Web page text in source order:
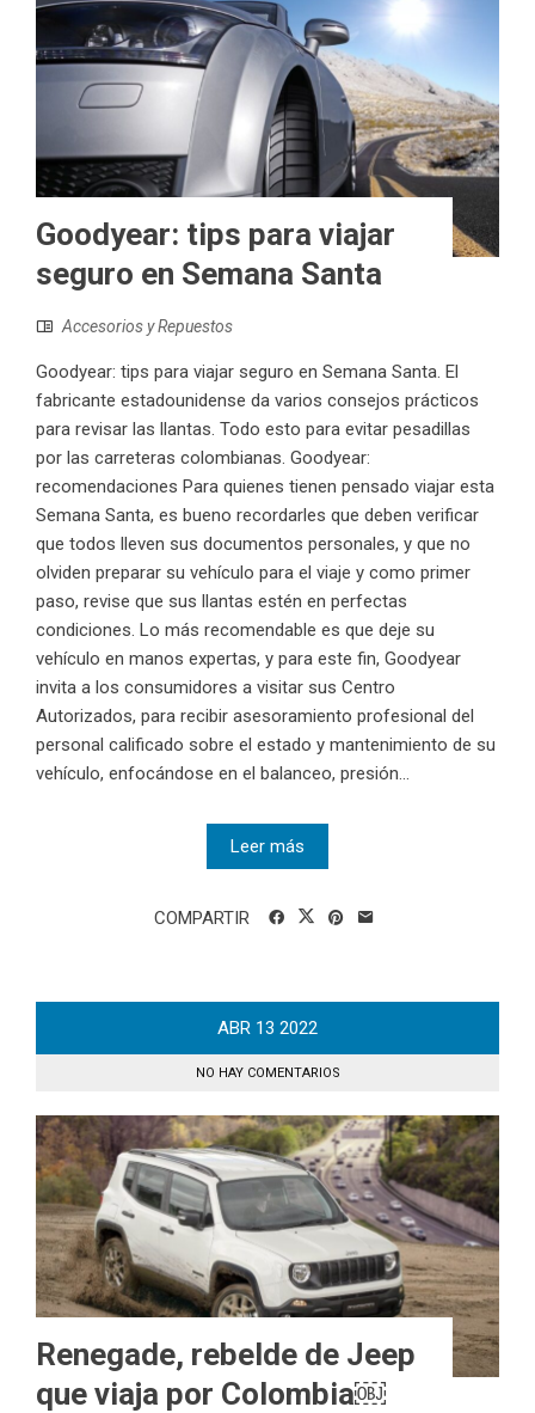
Goodyear: tips para viajar
seguro en Semana Santa
Accesorios y Repuestos
Goodyear: tips para viajar seguro en Semana Santa. El
fabricante estadounidense da varios consejos prácticos
para revisar las llantas. Todo esto para evitar pesadillas
por las carreteras colombianas. Goodyear:
recomendaciones Para quienes tienen pensado viajar esta
Semana Santa, es bueno recordarles que deben verificar
que todos lleven sus documentos personales, y que no
olviden preparar su vehículo para el viaje y como primer
paso, revise que sus llantas estén en perfectas
condiciones. Lo más recomendable es que deje su
vehículo en manos expertas, y para este fin, Goodyear
invita a los consumidores a visitar sus Centro
Autorizados, para recibir asesoramiento profesional del
personal calificado sobre el estado y mantenimiento de su
vehículo, enfocándose en el balanceo, presión...
Leer más
COMPARTIR
ABR 13 2022
NO HAY COMENTARIOS
Renegade, rebelde de Jeep
que viaja por Colombia￼